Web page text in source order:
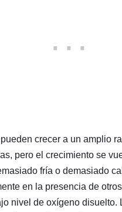
crecer a un amplio
pero el crecimiento se
fría o demasiado
en la presencia de
nivel de oxígeno disuelto.